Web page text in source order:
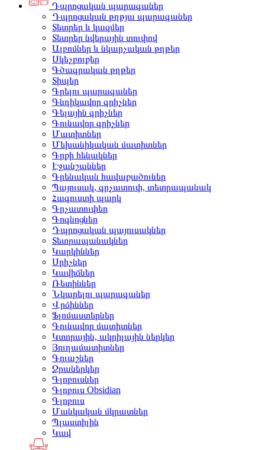
Դպրոցական պարագաներ
Դպրոցական թղթյա պարագաներ
Տետրեր և կազմեր
Տետրեր նվերային տուփով
Ալբոմներ և նկարչական թղթեր
Սկեչբուքեր
Գծագրական թղթեր
Տիպեր
Գրելու պարագաներ
Գնդիկավոր գրիչներ
Գելային գրիչներ
Գունավոր գրիչներ
Մատիտներ
Մեխանիկական մատիտներ
Գրքի հենակներ
Էջանշաններ
Գրենական հավաքածուներ
Պայուսակ, գրչատուփ, տետրապանակ
Հագուստի պարկ
Գրչատուփեր
Գոգնոցներ
Դպրոցական պայուսակներ
Տետրապանակներ
Կարկիններ
Սրիչներ
Կավիճներ
Ռետիններ
Նկարելու պարագաներ
Վրձիններ
Ֆլոմաստերներ
Գունավոր մատիտներ
Կտորային, ակրիլային ներկեր
Յուղամատիտներ
Գուաշներ
Ջրաներկեր
Գլոբուսներ
Գլոբուս Obsidian
Գլոբուս
Մանկական մկրատներ
Պլաստիլին
Կավ